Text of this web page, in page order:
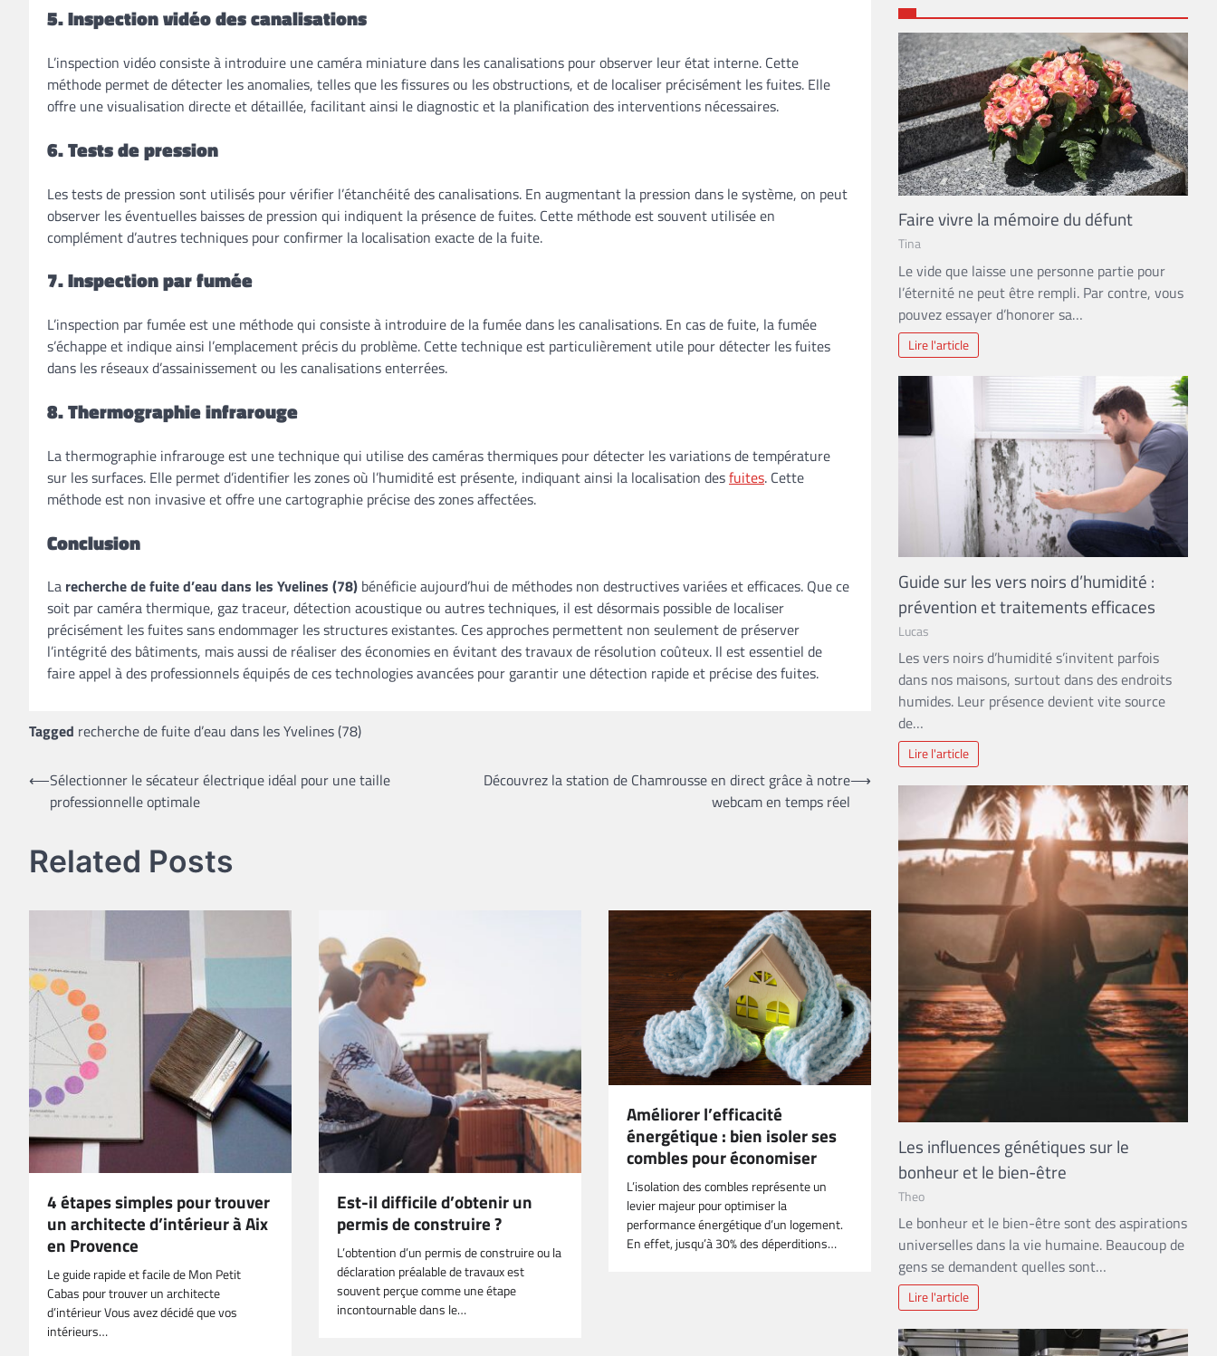
5. Inspection vidéo des canalisations
L’inspection vidéo consiste à introduire une caméra miniature dans les canalisations pour observer leur état interne. Cette
méthode permet de détecter les anomalies, telles que les fissures ou les obstructions, et de localiser précisément les fuites. Elle
offre une visualisation directe et détaillée, facilitant ainsi le diagnostic et la planification des interventions nécessaires.
6. Tests de pression
Les tests de pression sont utilisés pour vérifier l’étanchéité des canalisations. En augmentant la pression dans le système, on peut
observer les éventuelles baisses de pression qui indiquent la présence de fuites. Cette méthode est souvent utilisée en
complément d’autres techniques pour confirmer la localisation exacte de la fuite.
7. Inspection par fumée
L’inspection par fumée est une méthode qui consiste à introduire de la fumée dans les canalisations. En cas de fuite, la fumée
s’échappe et indique ainsi l’emplacement précis du problème. Cette technique est particulièrement utile pour détecter les fuites
dans les réseaux d’assainissement ou les canalisations enterrées.
8. Thermographie infrarouge
La thermographie infrarouge est une technique qui utilise des caméras thermiques pour détecter les variations de température
sur les surfaces. Elle permet d’identifier les zones où l’humidité est présente, indiquant ainsi la localisation desfuites. Cette
méthode est non invasive et offre une cartographie précise des zones affectées.
Conclusion
La recherche de fuite d’eau dans les Yvelines (78) bénéficie aujourd’hui de méthodes non destructives variées et efficaces. Que ce
soit par caméra thermique, gaz traceur, détection acoustique ou autres techniques, il est désormais possible de localiser
précisément les fuites sans endommager les structures existantes. Ces approches permettent non seulement de préserver
l’intégrité des bâtiments, mais aussi de réaliser des économies en évitant des travaux de résolution coûteux. Il est essentiel de
faire appel à des professionnels équipés de ces technologies avancées pour garantir une détection rapide et précise des fuites.
Tagged recherche de fuite d’eau dans les Yvelines (78)
Navigation
⟵Sélectionner le sécateur électrique idéal pour une taille
professionnelle optimale
Découvrez la station de Chamrousse en direct grâce à notre
webcam en temps réel
⟶
Related Posts
4 étapes simples pour trouver
un architecte d’intérieur à Aix
en Provence
Le guide rapide et facile de Mon Petit
Cabas pour trouver un architecte
d’intérieur Vous avez décidé que vos
intérieurs…
Est-il difficile d’obtenir un
permis de construire ?
L’obtention d’un permis de construire ou la
déclaration préalable de travaux est
souvent perçue comme une étape
incontournable dans le…
Améliorer l’efficacité
énergétique : bien isoler ses
combles pour économiser
L’isolation des combles représente un
levier majeur pour optimiser la
performance énergétique d’un logement.
En effet, jusqu’à 30% des déperditions…
Faire vivre la mémoire du défunt
Tina
Le vide que laisse une personne partie pour
l’éternité ne peut être rempli. Par contre, vous
pouvez essayer d’honorer sa…
Lire l'article
Guide sur les vers noirs d’humidité :
prévention et traitements efficaces
Lucas
Les vers noirs d’humidité s’invitent parfois
dans nos maisons, surtout dans des endroits
humides. Leur présence devient vite source
de…
Lire l'article
Les influences génétiques sur le
bonheur et le bien-être
Theo
Le bonheur et le bien-être sont des aspirations
universelles dans la vie humaine. Beaucoup de
gens se demandent quelles sont…
Lire l'article